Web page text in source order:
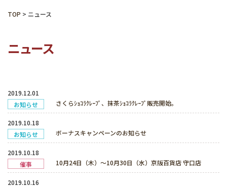
TOP > ニュース
ニュース
2019.12.01
お知らせ
さくらｼｮｺﾗｸﾚｰﾌﾟ、抹茶ｼｮｺﾗｸﾚｰﾌﾟ販売開始。
2019.10.18
お知らせ
ボーナスキャンペーンのお知らせ
2019.10.18
催事
10月24日（木）～10月30日（水）京阪百貨店 守口店
2019.10.16